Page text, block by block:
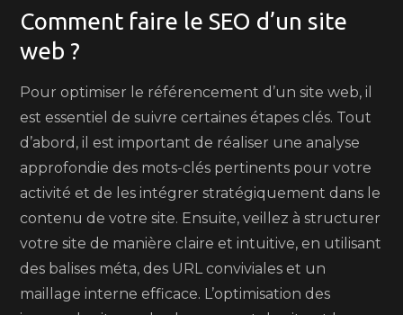
Comment faire le SEO d’un site
web ?
Pour optimiser le référencement d’un site web, il
est essentiel de suivre certaines étapes clés. Tout
d’abord, il est important de réaliser une analyse
approfondie des mots-clés pertinents pour votre
activité et de les intégrer stratégiquement dans le
contenu de votre site. Ensuite, veillez à structurer
votre site de manière claire et intuitive, en utilisant
des balises méta, des URL conviviales et un
maillage interne efficace. L’optimisation des